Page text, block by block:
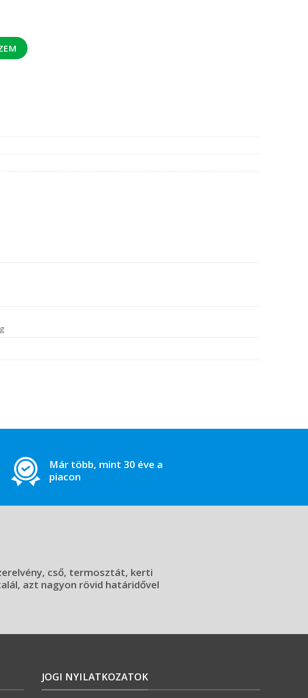
BM 5/4" szivattyú "A", 6 m mennyiség
Már több, mint 30 éve a
piacon
cső, termosztát, kerti
azt nagyon rövid határidővel
JOGI NYILATKOZATOK